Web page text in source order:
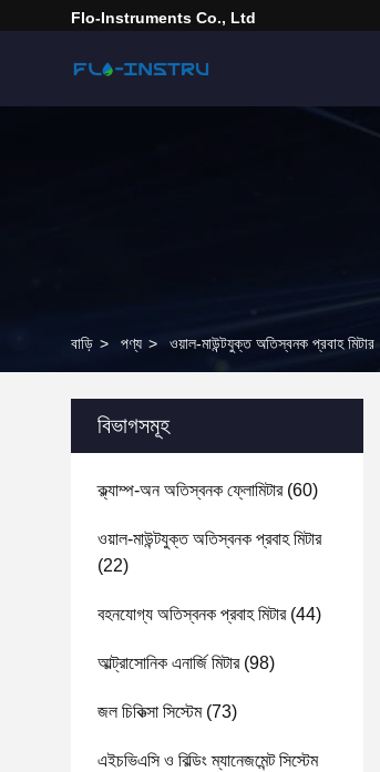
Flo-Instruments Co., Ltd
বাড়ি > পণ্য > ওয়াল-মাউন্টযুক্ত অতিস্বনক প্রবাহ মিটার
বিভাগসমূহ
ক্ল্যাম্প-অন অতিস্বনক ফ্লোমিটার(60)
ওয়াল-মাউন্টযুক্ত অতিস্বনক প্রবাহ মিটার
(22)
বহনযোগ্য অতিস্বনক প্রবাহ মিটার(44)
আল্ট্রাসোনিক এনার্জি মিটার(98)
জল চিকিত্সা সিস্টেম(73)
এইচভিএসি ও বিল্ডিং ম্যানেজমেন্ট সিস্টেম